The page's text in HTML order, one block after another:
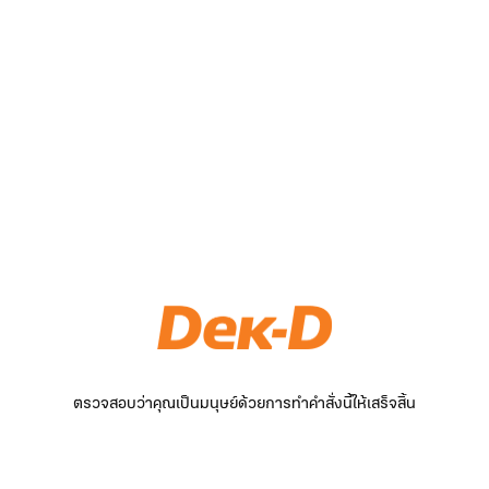
ตรวจสอบว่าคุณเป็นมนุษย์ด้วยการทำคำสั่งนี้ให้เสร็จสิ้น